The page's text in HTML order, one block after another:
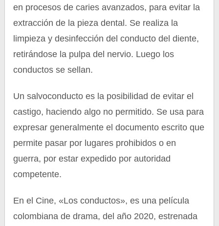
en procesos de caries avanzados, para evitar la
extracción de la pieza dental. Se realiza la
limpieza y desinfección del conducto del diente,
retirándose la pulpa del nervio. Luego los
conductos se sellan.
Un salvoconducto es la posibilidad de evitar el
castigo, haciendo algo no permitido. Se usa para
expresar generalmente el documento escrito que
permite pasar por lugares prohibidos o en
guerra, por estar expedido por autoridad
competente.
En el Cine, «Los conductos», es una película
colombiana de drama, del año 2020, estrenada